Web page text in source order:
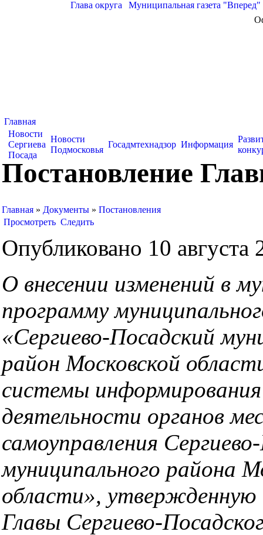
Глава округа Муниципальная газета "Вперед"
Главная
Новости
Сергиева
Посада
Новости
Подмосковья
Госадмтехнадзор Информация
Постановление
Главная » Документы » Постановления
Просмотреть Следить
Опубликовано 10 августа
О внесении изменений в
программу
«Сергиево-Посадский
район Московской
системы информирования
деятельности органов
самоуправления
муниципального района
области», утвержденную
Главы Сергиево-